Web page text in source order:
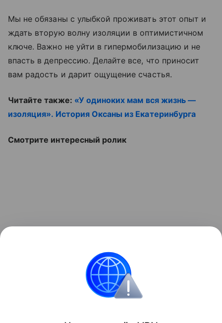
Мы не обязаны с улыбкой проживать этот опыт и
ждать вторую волну изоляции в оптимистичном
ключе. Важно не уйти в гипермобилизацию и не
впасть в депрессию. Делайте все, что приносит
вам радость и дарит ощущение счастья.
Читайте также: «У одиноких мам вся жизнь —
изоляция». История Оксаны из Екатеринбурга
Смотрите интересный ролик